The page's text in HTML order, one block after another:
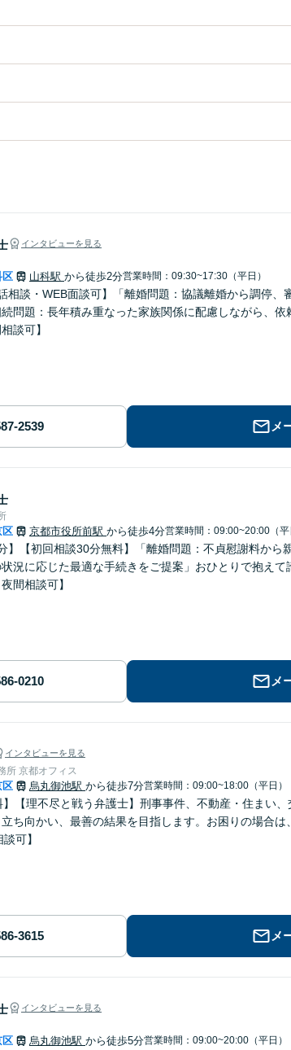
インタビューを見る
区 山科駅 から徒歩2分営業時間：09:30~17:30（平日）
相談・WEB面談可】「離婚問題：協議離婚から調停
問題：長年積み重なった家族関係に配慮しながら、
談可】
メ
区 京都市役所前駅 から徒歩4分営業時間：09:00~20:00（平
】【初回相談30分無料】「離婚問題：不貞慰謝料から
状況に応じた最適な手続きをご提案」おひとりで抱え
間相談可】
メ
インタビューを見る
所 京都オフィス
区 烏丸御池駅 から徒歩7分営業時間：09:00~18:00（平日）
】【理不尽と戦う弁護士】刑事事件、不動産・住まい
ち向かい、最善の結果を目指します。お困りの場合
可】
メ
インタビューを見る
区 烏丸御池駅 から徒歩5分営業時間：09:00~20:00（平日）